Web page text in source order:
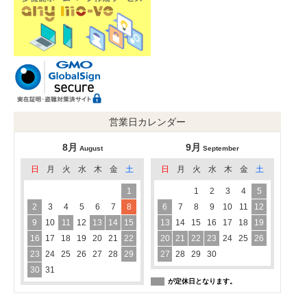
営業日カレンダー
8月 August
日 月 火 水 木 金 土
1
2
3 4 5 6 7
8
9
10 11 12 13 14
15
16
17 18 19 20 21
22
23
24 25 26 27 28
29
30
31
9月 September
日 月 火 水 木 金 土
1 2 3 4
5
6
7 8 9 10 11
12
13
14 15 16 17 18
19
20
21 22 23 24 25
26
27
28 29 30
が定休日となります。